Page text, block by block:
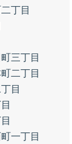
丁目
三丁目
二丁目
目
一丁目